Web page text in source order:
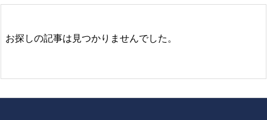
お探しの記事は見つかりませんでした。